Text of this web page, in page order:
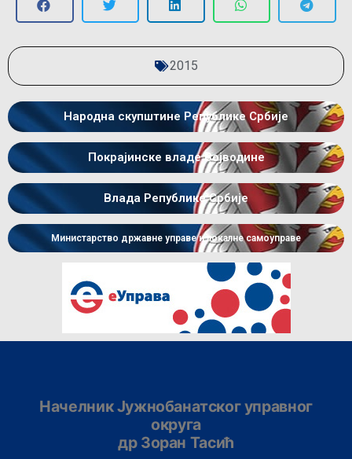
2015
Народна скупштине Републике Србије
Покрајинске владе Војводине
Влада Републике Србије
Министарство државне управе и локалне самоуправе
Начелник Јужнобанатског управног
округа
др Зоран Тасић